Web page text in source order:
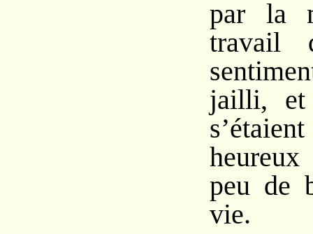
par la
travail
jailli,
peu de
vie.